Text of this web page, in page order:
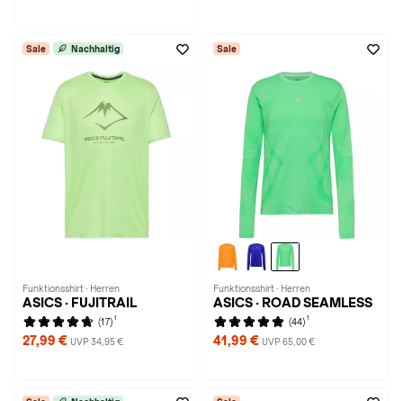
Sale Nachhaltig
Funktionsshirt · Herren
ASICS · FUJITRAIL
(17) 1
27,99 € UVP 34,95 €
Sale
Funktionsshirt · Herren
ASICS · ROAD SEAMLESS
(44) 1
41,99 € UVP 65,00 €